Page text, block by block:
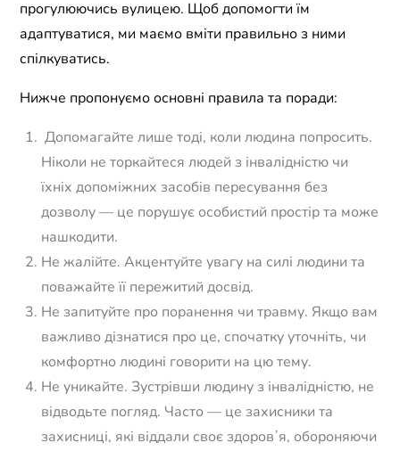
прогулюючись вулицею. Щоб допомогти їм
адаптуватися, ми маємо вміти правильно з ними
спілкуватись.
Нижче пропонуємо основні правила та поради:
Допомагайте лише тоді, коли людина попросить.
Ніколи не торкайтеся людей з інвалідністю чи
їхніх допоміжних засобів пересування без
дозволу — це порушує особистий простір та може
нашкодити.
Не жалійте. Акцентуйте увагу на силі людини та
поважайте її пережитий досвід.
Не запитуйте про поранення чи травму. Якщо вам
важливо дізнатися про це, спочатку уточніть, чи
комфортно людині говорити на цю тему.
Не уникайте. Зустрівши людину з інвалідністю, не
відводьте погляд. Часто — це захисники та
захисниці, які віддали своє здоровʼя, обороняючи